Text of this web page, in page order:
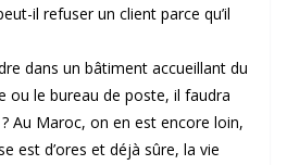
il refuser un client parce qu’il
dans un bâtiment accueillant du
ou le bureau de poste, il faudra
Au Maroc, on en est encore loin,
est d’ores et déjà sûre, la vie